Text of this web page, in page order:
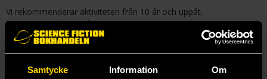
Samtycke Information Om
Vi rekommenderar aktiviteten från 10 år och uppåt.
Datum:onsdag, april 29, 2026
Butik:Stockholm